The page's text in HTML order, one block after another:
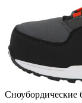
Сноубордические